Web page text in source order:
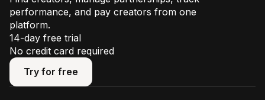
performance, and pay creators from one
platform.
14-day free trial
No credit card required
Try for free
Try for free